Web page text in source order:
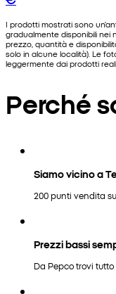
I prodotti mostrati sono
gradualmente disponibili nei
prezzo, quantità e
solo in alcune località). Le
leggermente dai prodotti
Perché
Siamo vicino a
200 punti vendita
Prezzi bassi
Da Pepco trovi